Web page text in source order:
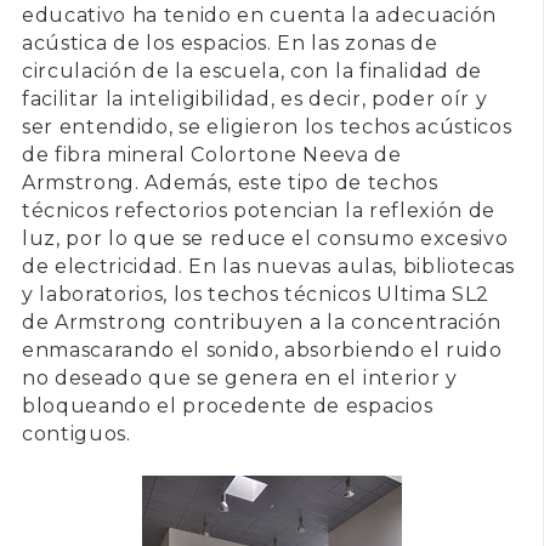
educativo ha tenido en cuenta la adecuación
acústica de los espacios. En las zonas de
circulación de la escuela, con la finalidad de
facilitar la inteligibilidad, es decir, poder oír y
ser entendido, se eligieron los techos acústicos
de fibra mineral Colortone Neeva de
Armstrong . Además, este tipo de techos
técnicos refectorios potencian la reflexión de
luz, por lo que se reduce el consumo excesivo
de electricidad. En las nuevas aulas, bibliotecas
y laboratorios, los techos técnicos Ultima SL2
de Armstrong contribuyen a la concentración
enmascarando el sonido, absorbiendo el ruido
no deseado que se genera en el interior y
bloqueando el procedente de espacios
contiguos.